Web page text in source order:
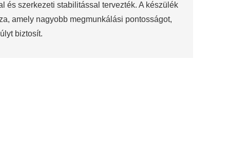
és szerkezeti stabilitással tervezték. A készülék
amely nagyobb megmunkálási pontosságot,
biztosít.